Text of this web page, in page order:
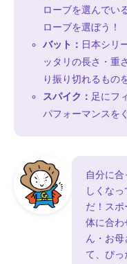
ローブを選んでい
ローブを選ぼう！
バット： 日本シリ
ッタリの長さ・重
り振り切れるもの
スパイク： 足にフ
パフォーマンスを
自分に
しくな
だ！ス
体に合わ
ん・お
て、ぴっ